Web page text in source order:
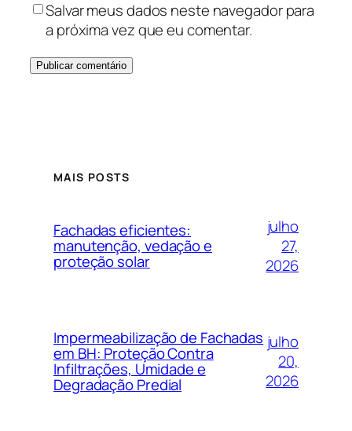
Salvar meus dados neste navegador para
a próxima vez que eu comentar.
MAIS POSTS
Fachadas eficientes:
manutenção, vedação e
proteção solar
julho
27,
2026
Impermeabilização de Fachadas
em BH: Proteção Contra
Infiltrações, Umidade e
Degradação Predial
julho
20,
2026